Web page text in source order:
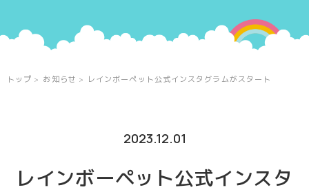
コンセプト
商品一覧
よくあるご質問
トップ お知らせ レインボーペット公式インスタグラムがスタート
2023.12.01
レインボーペット公式インスタ